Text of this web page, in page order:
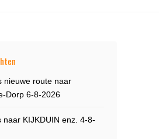
nieuwe route naar
Dorp 6-8-2026
naar KIJKDUIN enz. 4-8-